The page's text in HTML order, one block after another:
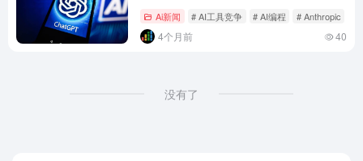
Ai新闻 # AI工具竞争 # AI编程 # Anthropic
4个月前 40
没有了